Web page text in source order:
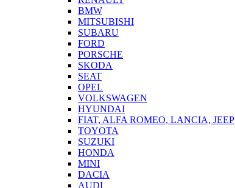
BMW
MITSUBISHI
SUBARU
FORD
PORSCHE
SKODA
SEAT
OPEL
VOLKSWAGEN
HYUNDAI
FIAT, ALFA ROMEO, LANCIA, JEEP
TOYOTA
SUZUKI
HONDA
MINI
DACIA
AUDI